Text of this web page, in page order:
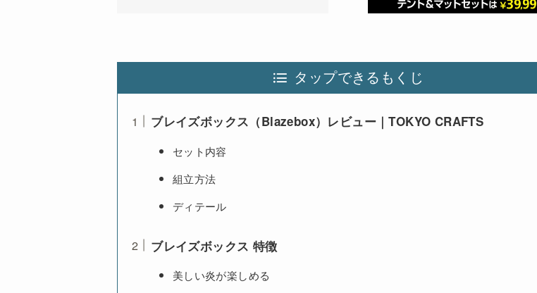
タップできるもくじ
ブレイズボックス（Blazebox）レビュー｜TOKYO CRAFTS
セット内容
組立方法
ディテール
ブレイズボックス 特徴
美しい炎が楽しめる